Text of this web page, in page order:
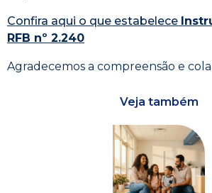
Confira aqui o que estabelece
RFB nº 2.240
Agradecemos a compreensão e
Veja também